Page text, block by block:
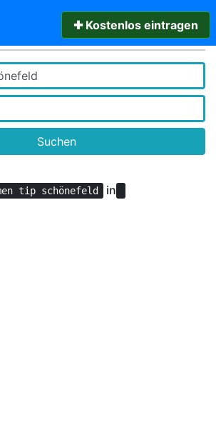
✚ Kostenlos eintragen
Suchen
tip schönefeld
in